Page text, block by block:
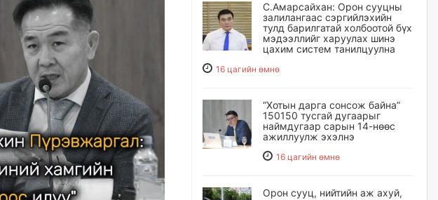
С.Амарсайхан: Орон сууцны
залилангаас сэргийлэхийн
тулд барилгатай холбоотой бүх
мэдээллийг харуулах шинэ
цахим систем танилцуулна
16 цагийн өмнө
“Хотын дарга сонсож байна”
150150 тусгай дугаарыг
наймдугаар сарын 14-нөөс
ажиллуулж эхэлнэ
16 цагийн өмнө
Орон сууц, нийтийн аж ахуй,